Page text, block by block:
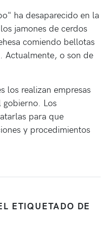
ha desaparecido en la
jamones de cerdos
comiendo bellotas
Actualmente, o son de
los realizan empresas
Los
para que
y procedimientos
ETIQUETADO DE